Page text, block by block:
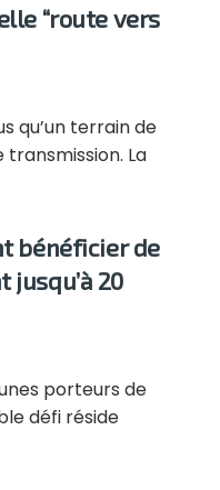
“route vers
qu’un terrain de
La
bénéficier de
20
porteurs de
défi réside